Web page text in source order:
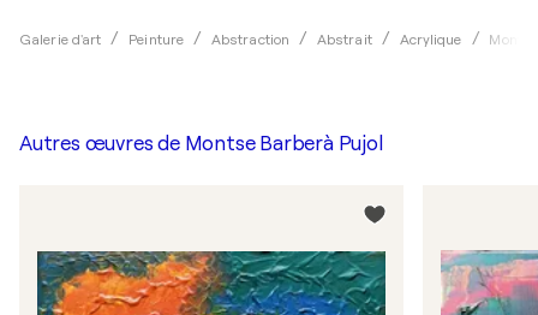
Galerie d'art Peinture Abstraction Abstrait Acrylique
Autres œuvres de Montse Barberà Pujol